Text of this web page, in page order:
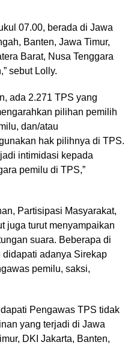
07.00, berada di Jawa
Banten, Jawa Timur,
Barat, Nusa Tenggara
sebut Lolly.
ada 2.271 TPS yang
pilihan pemilih
dan/atau
hak pilihnya di TPS.
intimidasi kepada
pemilu di TPS,”
Partisipasi Masyarakat,
juga turut menyampaikan
suara. Beberapa di
adanya Sirekap
pemilu, saksi,
Pengawas TPS tidak
yang terjadi di Jawa
DKI Jakarta, Banten,